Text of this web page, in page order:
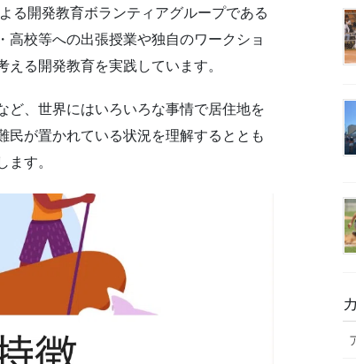
る開発教育ボランティアグループである
高校等への出張授業や独自のワークショ
る開発教育を実践しています。
ど、世界にはいろいろな事情で居住地を
民が置かれている状況を理解するととも
す。